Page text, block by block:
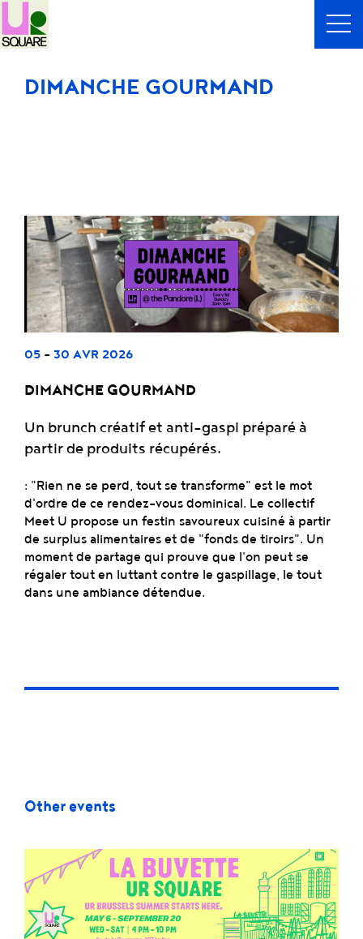
DIMANCHE GOURMAND
05 - 30 AVR 2026
DIMANCHE GOURMAND
Un brunch créatif et anti-gaspi préparé à
partir de produits récupérés.
: "Rien ne se perd, tout se transforme" est le mot
d'ordre de ce rendez-vous dominical. Le collectif
Meet U propose un festin savoureux cuisiné à partir
de surplus alimentaires et de "fonds de tiroirs". Un
moment de partage qui prouve que l'on peut se
régaler tout en luttant contre le gaspillage, le tout
dans une ambiance détendue.
Other events